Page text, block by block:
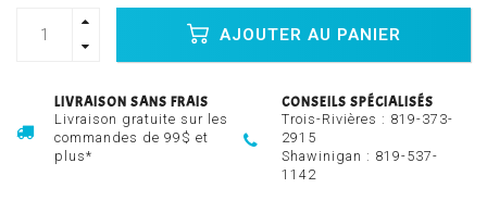
AJOUTER AU PANIER
LIVRAISON SANS FRAIS
Livraison gratuite sur les
commandes de 99$ et
plus*
CONSEILS SPÉCIALISÉS
Trois-Rivières : 819-373-
2915
Shawinigan : 819-537-
1142